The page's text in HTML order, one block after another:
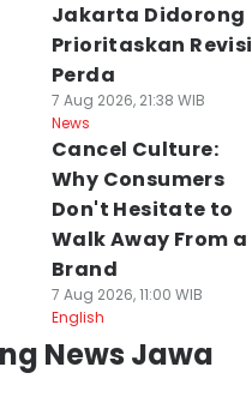
Jakarta Didorong
Prioritaskan Revisi
Perda
7 Aug 2026, 21:38 WIB
News
Cancel Culture:
Why Consumers
Don't Hesitate to
Walk Away From a
Brand
7 Aug 2026, 11:00 WIB
English
News Jawa